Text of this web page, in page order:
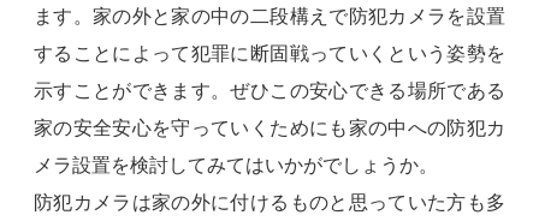
ます。家の外と家の中の二段構えで防犯カメラを設置
することによって犯罪に断固戦っていくという姿勢を
示すことができます。ぜひこの安心できる場所である
家の安全安心を守っていくためにも家の中への防犯カ
メラ設置を検討してみてはいかがでしょうか。
防犯カメラは家の外に付けるものと思っていた方も多